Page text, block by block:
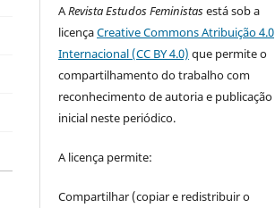
ARevista Estudos Feministasestá sob a
licençaCreative Commons Atribuição 4.0
Internacional (CC BY 4.0) que permite o
compartilhamento do trabalho com
reconhecimento de autoria e publicação
inicial neste periódico.
A licença permite:
Compartilhar (copiar e redistribuir o